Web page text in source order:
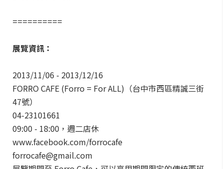
==========
展覽資訊：
2013/11/06 - 2013/12/16
FORRO CAFE (Forro = For ALL)（台中市西區精誠三街
47號）
04-23101661
09:00 - 18:00，週二店休
www.facebook.com/forrocafe
forrocafe@gmail.com